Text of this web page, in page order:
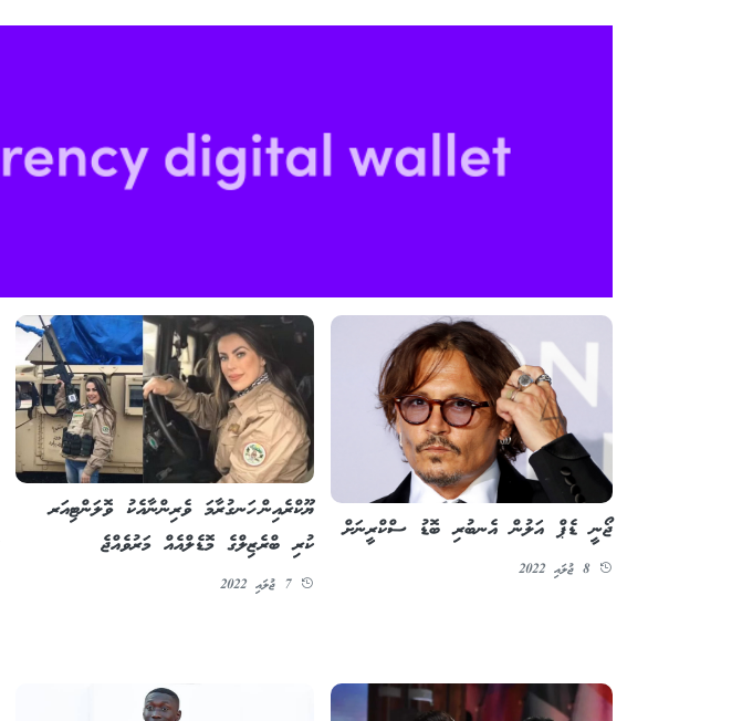
ޖޯނީ ޑެޕް އަލުން އެނބުރި ބޮޑު ސްކްރީނަށް
8 ޖުލައި 2022
ޔޫކްރެއިން ހަނގުރާމަ ވެރިންނާއެކު ވޮލަންޓިއަރ
ކުރި ބްރެޒިލްގެ މޮޑެލްއެއް މަރުވެއްޖެ
7 ޖުލައި 2022